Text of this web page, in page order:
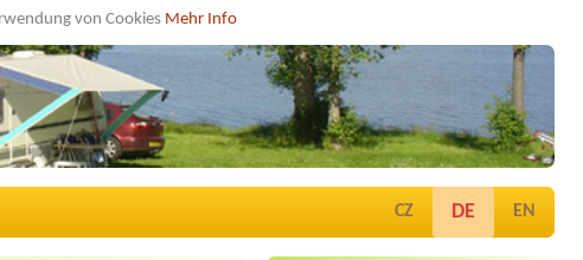
von Cookies Mehr Info
CZ DE EN